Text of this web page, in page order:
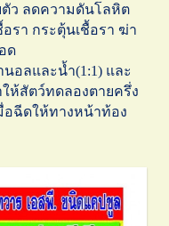
ว ลดความดันโลหิต
อรา กระตุ้นเชื้อรา ฆ่า
ด
อลและน้ำ(1:1) และ
ห้สัตว์ทดลองตายครึ่ง
อฉีดให้ทางหน้าท้อง